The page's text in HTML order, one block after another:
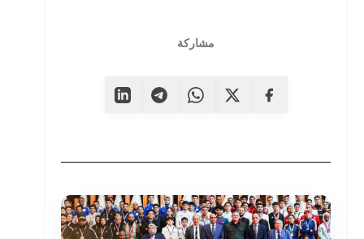
مشاركة